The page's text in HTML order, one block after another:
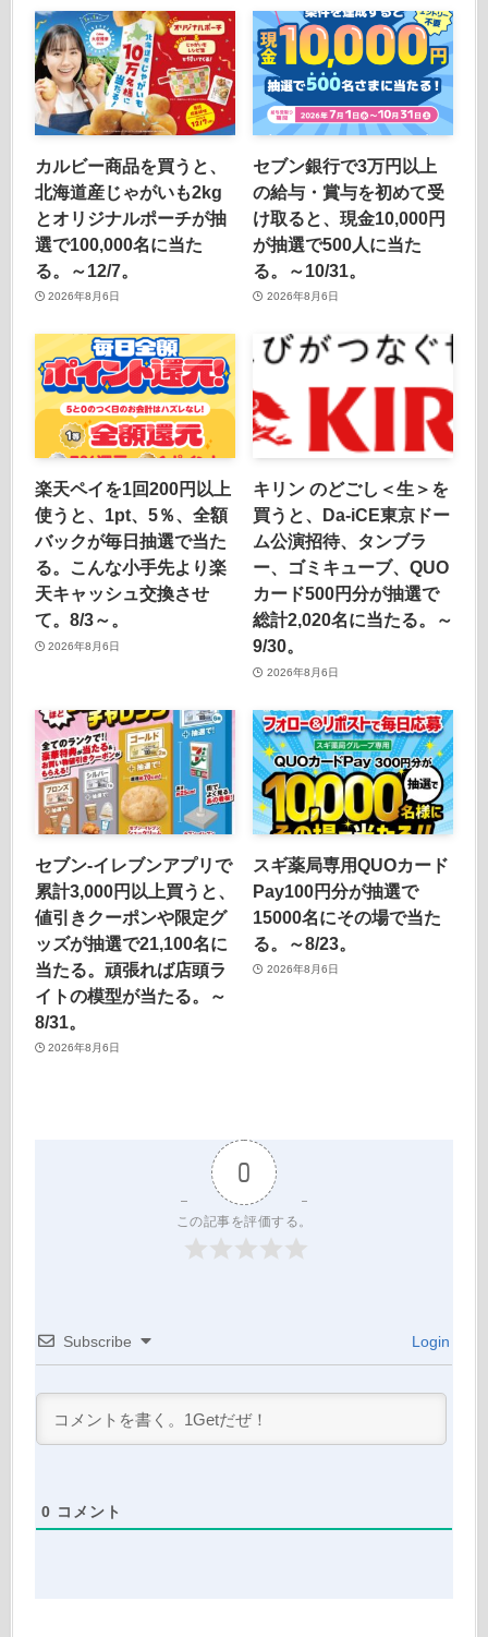
カルビー商品を買うと、
北海道産じゃがいも2kg
とオリジナルポーチが抽
選で100,000名に当た
る。～12/7。
2026年8月6日
セブン銀行で3万円以上
の給与・賞与を初めて受
け取ると、現金10,000円
が抽選で500人に当た
る。～10/31。
2026年8月6日
楽天ペイを1回200円以上
使うと、1pt、5％、全額
バックが毎日抽選で当た
る。こんな小手先より楽
天キャッシュ交換させ
て。8/3～。
2026年8月6日
キリン のどごし＜生＞を
買うと、Da-iCE東京ドー
ム公演招待、タンブラ
ー、ゴミキューブ、QUO
カード500円分が抽選で
総計2,020名に当たる。～
9/30。
2026年8月6日
セブン‐イレブンアプリで
累計3,000円以上買うと、
値引きクーポンや限定グ
ッズが抽選で21,100名に
当たる。頑張れば店頭ラ
イトの模型が当たる。～
8/31。
2026年8月6日
スギ薬局専用QUOカード
Pay100円分が抽選で
15000名にその場で当た
る。～8/23。
2026年8月6日
0
この記事を評価する。
Subscribe Login
0 コメント